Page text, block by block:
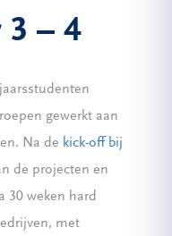
3 – 4
gewerkt aan
Na de kick-off bij
de projecten en
30 weken hard
met